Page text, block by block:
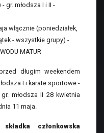
gr. młodsza I i II -
włącznie (poniedziałek,
- wszystkie grupy) -
MATUR
długim weekendem
I i karate sportowe -
młodsza II 28 kwietnia
11 maja.
członkowska